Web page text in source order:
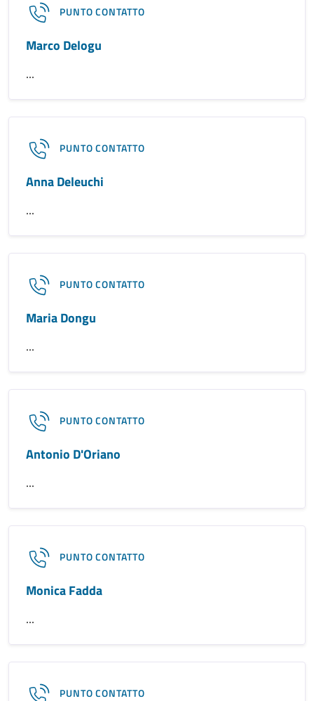
PUNTO CONTATTO
Marco Delogu
...
PUNTO CONTATTO
Anna Deleuchi
...
PUNTO CONTATTO
Maria Dongu
...
PUNTO CONTATTO
Antonio D'Oriano
...
PUNTO CONTATTO
Monica Fadda
...
PUNTO CONTATTO